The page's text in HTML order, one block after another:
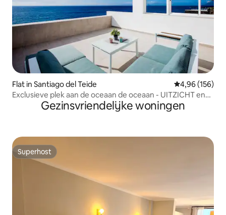
Flat in Santiago del Teide Gemiddelde
4,96 (156)
Exclusieve plek aan de oceaan de oceaan - UITZICHT en
Gezinsvriendelijke woningen
Superhost
Superhost